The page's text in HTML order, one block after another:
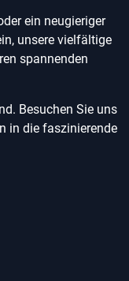
ein neugieriger
unsere vielfältige
spannenden
Besuchen Sie uns
in die faszinierende